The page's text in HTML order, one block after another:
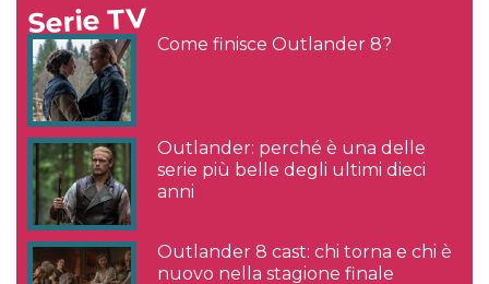
Serie TV
Come finisce Outlander 8?
Outlander: perché è una delle
serie più belle degli ultimi dieci
anni
Outlander 8 cast: chi torna e chi è
nuovo nella stagione finale